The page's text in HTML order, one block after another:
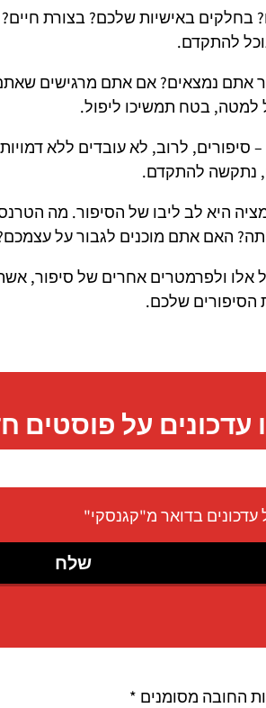
באישיות שלכם? בצורת
להתקדם.
אתם נמצאים? אם אתם מרגישים
למטה, בטח תמשיכו ליפול.
– סיפורים, לרוב, לא עובדים ללא
נתקשה להתקדם.
היא לב ליבו של הסיפור. מה
האם אתם מוכנים לגבור על
אלו ולפרמטרים אחרים של סיפור,
הסיפורים שלכם.
עדכונים על פוסטים
בדואר מ"קגנסקי"
החובה מסומנים *